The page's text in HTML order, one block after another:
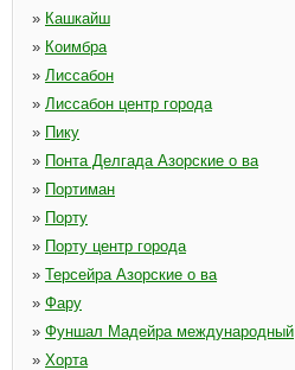
» Кашкайш
» Коимбра
» Лиссабон
» Лиссабон центр города
» Пику
» Понта Делгада Азорские о ва
» Портиман
» Порту
» Порту центр города
» Терсейра Азорские о ва
» Фару
» Фуншал Мадейра международный
» Хорта